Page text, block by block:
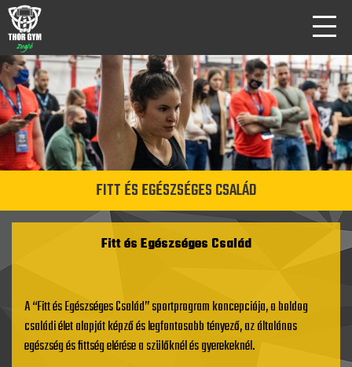
FITT ÉS EGÉSZSÉGES CSALÁD
Fitt és Egészséges Család
A “Fitt és Egészséges Család” sportprogram koncepciója, a boldog
családi élet alapját képző és legfontosabb tényező, az általános
egészség és fittség elérése a szülőknél és gyerekeknél.